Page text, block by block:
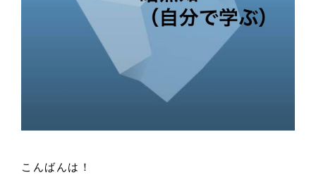
こんばんは！